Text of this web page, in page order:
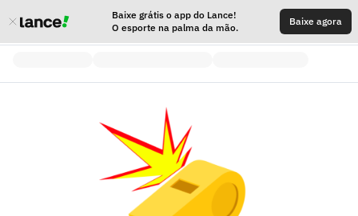
Baixe grátis o app do Lance!
O esporte na palma da mão.
Baixe agora